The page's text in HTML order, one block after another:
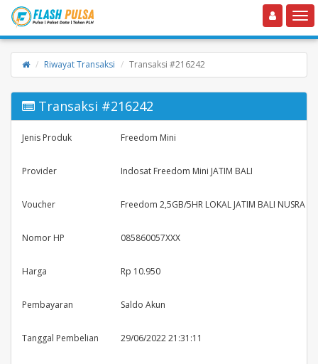
Toggle navigation
Riwayat Transaksi Transaksi #216242
Transaksi #216242
Jenis Produk Freedom Mini
Provider Indosat Freedom Mini JATIM BALI
Voucher Freedom 2,5GB/5HR LOKAL JATIM BALI NUSRA
Nomor HP 085860057XXX
Harga Rp 10.950
Pembayaran Saldo Akun
Tanggal Pembelian 29/06/2022 21:31:11